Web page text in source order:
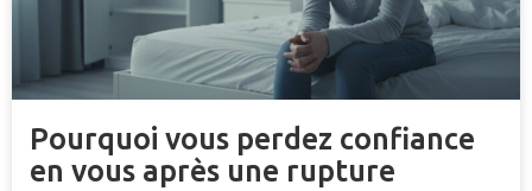
Pourquoi vous perdez confiance
en vous après une rupture